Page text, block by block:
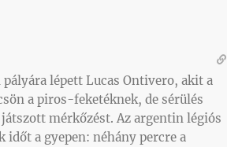
lépett Lucas Ontivero, akit a
a piros-feketéknek, de sérülés
mérkőzést. Az argentin légiós
a gyepen: néhány percre a